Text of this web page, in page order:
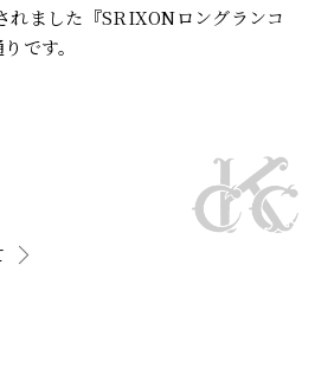
れました『SRIXONロングランコ
です。